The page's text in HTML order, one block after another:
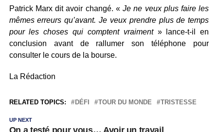
Patrick Marx dit avoir changé. «Je ne veux plus faire les
mêmes erreurs qu’avant. Je veux prendre plus de temps
pour les choses qui comptent vraiment» lance-t-il en
conclusion avant de rallumer son téléphone pour
consulter le cours de la bourse.
La Rédaction
RELATED TOPICS: DÉFI TOUR DU MONDE TRISTESSE
UP NEXT